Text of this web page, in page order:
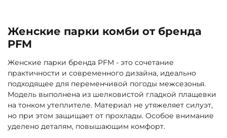
Женские парки комби от бренда
PFM
Женские парки бренда PFM - это сочетание
практичности и современного дизайна, идеально
подходящее для переменчивой погоды межсезонья.
Модель выполнена из шелковистой гладкой плащевки
на тонком утеплителе. Материал не утяжеляет силуэт,
но при этом защищает от прохлады. Особое внимание
уделено деталям, повышающим комфорт.